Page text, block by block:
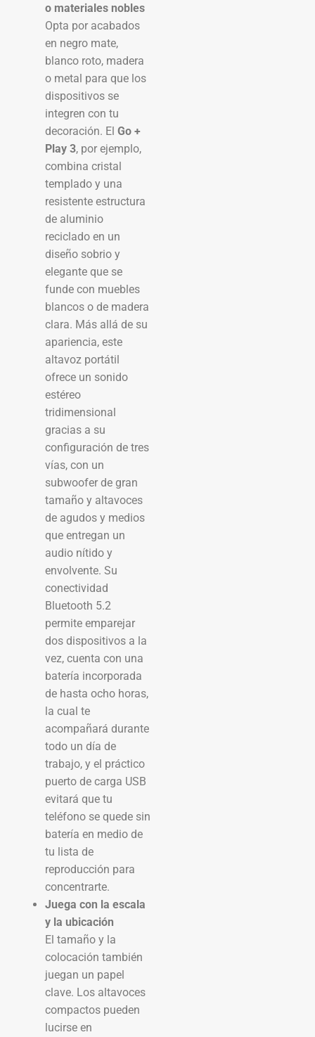
o materiales nobles
Opta por acabados
en negro mate,
blanco roto, madera
o metal para que los
dispositivos se
integren con tu
decoración. El Go +
Play 3, por ejemplo,
combina cristal
templado y una
resistente estructura
de aluminio
reciclado en un
diseño sobrio y
elegante que se
funde con muebles
blancos o de madera
clara. Más allá de su
apariencia, este
altavoz portátil
ofrece un sonido
estéreo
tridimensional
gracias a su
configuración de tres
vías, con un
subwoofer de gran
tamaño y altavoces
de agudos y medios
que entregan un
audio nítido y
envolvente. Su
conectividad
Bluetooth 5.2
permite emparejar
dos dispositivos a la
vez, cuenta con una
batería incorporada
de hasta ocho horas,
la cual te
acompañará durante
todo un día de
trabajo, y el práctico
puerto de carga USB
evitará que tu
teléfono se quede sin
batería en medio de
tu lista de
reproducción para
concentrarte.
Juega con la escala
y la ubicación
El tamaño y la
colocación también
juegan un papel
clave. Los altavoces
compactos pueden
lucirse en